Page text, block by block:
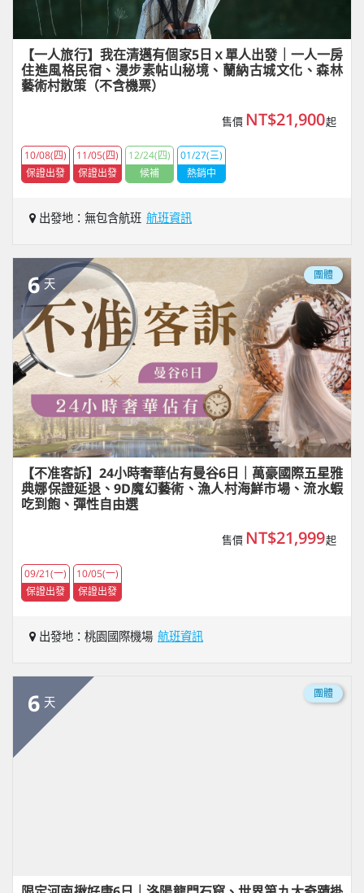
【一人旅行】我在清邁有個家5日ｘ單人出發｜一人一房
住進風格民宿、漫步素帖山秘境、蘭納古城文化、森林
藝術村散策（不含機票）
售價 NT$21,900起
10/08(四)
保證出發
11/05(四)
保證出發
12/24(四)
候補
01/27(三)
熱銷中
出發地：無包含航班 航班資訊
6 天
團體
【不准客訴】24小時奢華佔有曼谷6日｜萬豪國際五星雅
典娜保證延退、9D魔幻藝術、漁人村海鮮市場、流水蝦
吃到飽、彈性自由選
售價 NT$21,999起
09/21(一)
保證出發
10/05(一)
保證出發
出發地：桃園國際機場 航班資訊
6 天
團體